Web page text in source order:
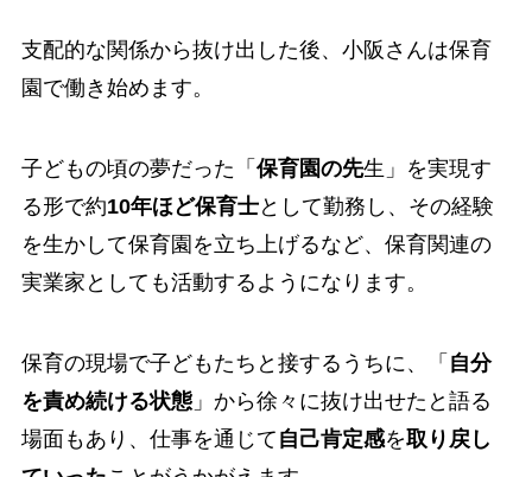
支配的な関係から抜け出した後、小阪さんは保育
園で働き始めます。
子どもの頃の夢だった「 保育園の先生」を実現す
る形で約10年ほど保育士として勤務し、その経験
を生かして保育園を立ち上げるなど、保育関連の
実業家としても活動するようになります。
保育の現場で子どもたちと接するうちに、「 自分
を責め続ける状態」から徐々に抜け出せたと語る
場面もあり、仕事を通じて 自己肯定感を取り戻し